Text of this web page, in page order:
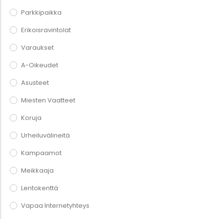
Parkkipaikka
Erikoisravintolat
Varaukset
A-Oikeudet
Asusteet
Miesten Vaatteet
Koruja
Urheiluvälineitä
Kampaamot
Meikkaaja
Lentokenttä
Vapaa Internetyhteys